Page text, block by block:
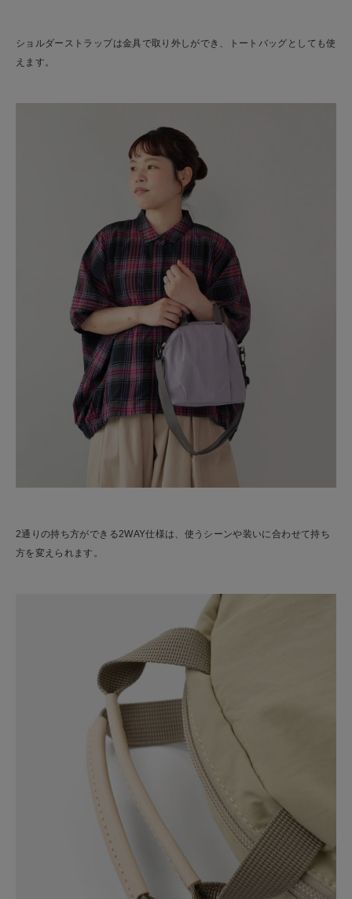
ショルダーストラップは金具で取り外しができ、トートバッグとしても使
えます。
2通りの持ち方ができる2WAY仕様は、使うシーンや装いに合わせて持ち
方を変えられます。